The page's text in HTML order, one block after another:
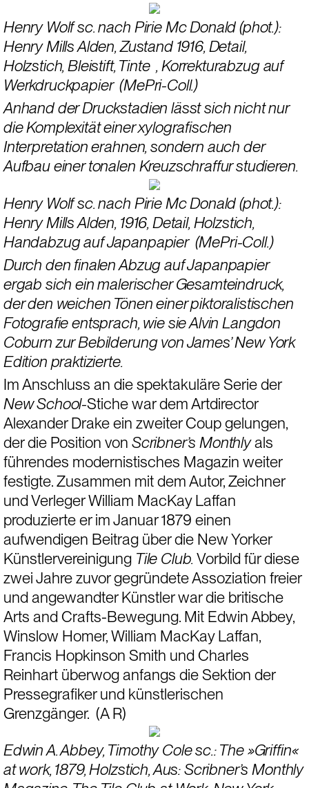
Henry Wolf sc. nach Pirie Mc Donald (phot.):
Henry Mills Alden, Zustand 1916, Detail,
Holzstich, Bleistift, Tinte  , Korrekturabzug auf
Werkdruckpapier  (MePri-Coll.)
Anhand der Druckstadien lässt sich nicht nur
die Komplexität einer xylografischen
Interpretation erahnen, sondern auch der
Aufbau einer tonalen Kreuzschraffur studieren.
Henry Wolf sc. nach Pirie Mc Donald (phot.):
Henry Mills Alden, 1916, Detail, Holzstich,
Handabzug auf Japanpapier  (MePri-Coll.)
Durch den finalen Abzug auf Japanpapier
ergab sich ein malerischer Gesamteindruck,
der den weichen Tönen einer piktoralistischen
Fotografie entsprach, wie sie Alvin Langdon
Coburn zur Bebilderung von James’ New York
Edition praktizierte.
Im Anschluss an die spektakuläre Serie der
New School-Stiche war dem Artdirector
Alexander Drake ein zweiter Coup gelungen,
der die Position von Scribner’s Monthly als
führendes modernistisches Magazin weiter
festigte. Zusammen mit dem Autor, Zeichner
und Verleger William MacKay Laffan
produzierte er im Januar 1879 einen
aufwendigen Beitrag über die New Yorker
Künstlervereinigung Tile Club. Vorbild für diese
zwei Jahre zuvor gegründete Assoziation freier
und angewandter Künstler war die britische
Arts and Crafts-Bewegung. Mit Edwin Abbey,
Winslow Homer, William MacKay Laffan,
Francis Hopkinson Smith und Charles
Reinhart überwog anfangs die Sektion der
Pressegrafiker und künstlerischen
Grenzgänger.  (A R)
Edwin A. Abbey, Timothy Cole sc.: The »Griffin«
at work, 1879, Holzstich, Aus: Scribner’s Monthly